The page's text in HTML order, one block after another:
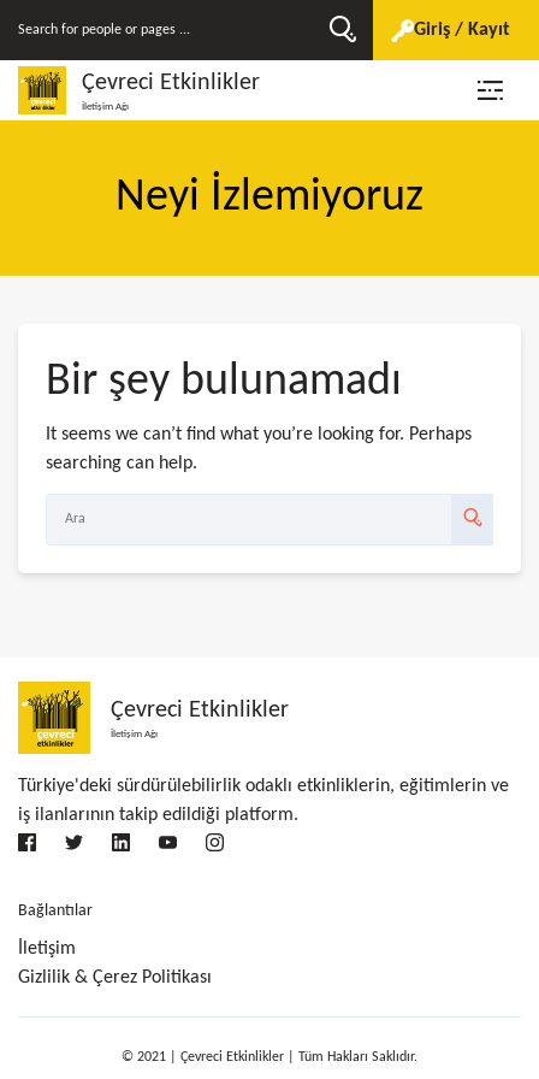
Giriş / Kayıt
Çevreci Etkinlikler
İletişim Ağı
Neyi İzlemiyoruz
Bir şey bulunamadı
It seems we can’t find what you’re looking for. Perhaps
searching can help.
Çevreci Etkinlikler
İletişim Ağı
Türkiye'deki sürdürülebilirlik odaklı etkinliklerin, eğitimlerin ve
iş ilanlarının takip edildiği platform.
Bağlantılar
İletişim
Gizlilik & Çerez Politikası
© 2021 | Çevreci Etkinlikler | Tüm Hakları Saklıdır.